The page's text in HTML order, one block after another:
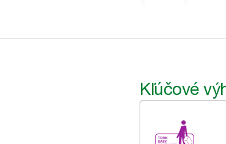
Kľúčové